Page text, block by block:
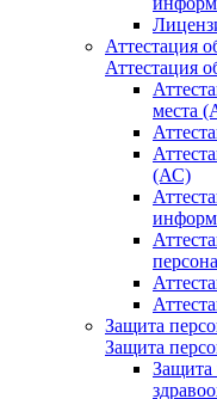
Аттестация
Аттестация
места
(АС)
Защита
Защита
Защита